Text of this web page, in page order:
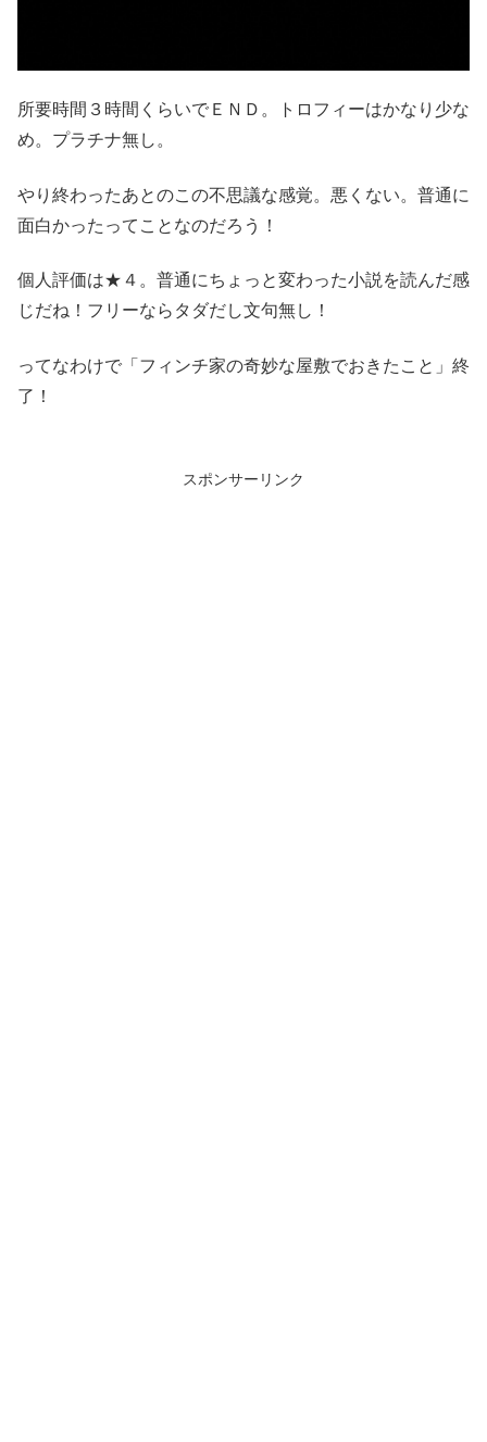
所要時間３時間くらいでＥＮＤ。トロフィーはかなり少な
め。プラチナ無し。
やり終わったあとのこの不思議な感覚。悪くない。普通に
面白かったってことなのだろう！
個人評価は★４。普通にちょっと変わった小説を読んだ感
じだね！フリーならタダだし文句無し！
ってなわけで「フィンチ家の奇妙な屋敷でおきたこと」終
了！
スポンサーリンク